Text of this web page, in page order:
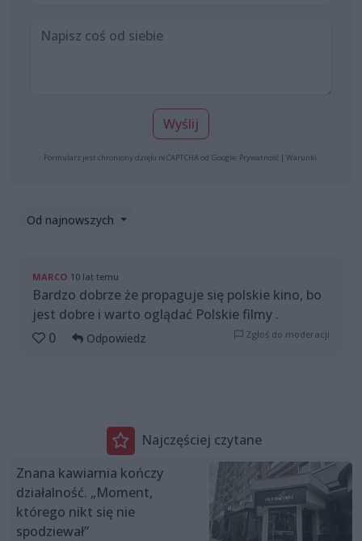
Wyślij
Formularz jest chroniony dzięki reCAPTCHA od Google: Prywatność | Warunki
Od najnowszych
MARCO 10 lat temu
Bardzo dobrze że propaguje się polskie kino, bo
jest dobre i warto oglądać Polskie filmy .
0
Odpowiedz Zgłoś do moderacji
Najczęściej czytane
Znana kawiarnia kończy
działalność. „Moment,
którego nikt się nie
spodziewał”